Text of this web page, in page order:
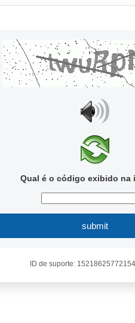
Qual é o código exibido na
submit
ID de suporte: